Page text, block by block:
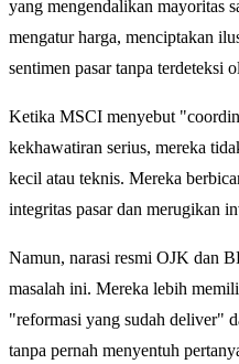
yang mengendalikan mayoritas
mengatur harga, menciptakan
sentimen pasar tanpa terdeteksi
Ketika MSCI menyebut
kekhawatiran serius, mereka
kecil atau teknis. Mereka
integritas pasar dan merugikan
Namun, narasi resmi OJK dan
masalah ini. Mereka lebih
"reformasi yang sudah deliver"
tanpa pernah menyentuh